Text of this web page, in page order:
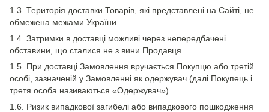
1.3. Територія доставки Товарів, які представлені на Сайті, не
обмежена межами України.
1.4. Затримки в доставці можливі через непередбачені
обставини, що сталися не з вини Продавця.
1.5. При доставці Замовлення вручається Покупцю або третій
особі, зазначеній у Замовленні як одержувач (далі Покупець і
третя особа називаються «Одержувач»).
1.6. Ризик випадкової загибелі або випадкового пошкодження